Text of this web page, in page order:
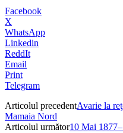
Facebook
X
WhatsApp
Linkedin
ReddIt
Email
Print
Telegram
Articolul precedentAvarie la
Mamaia Nord
Articolul următor10 Mai